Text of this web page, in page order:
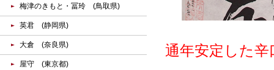
通年安定した辛
梅津のきもと・冨玲 (鳥取県)
英君 (静岡県)
大倉 (奈良県)
屋守 (東京都)